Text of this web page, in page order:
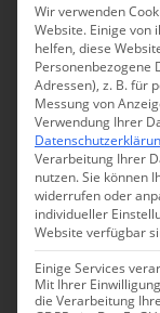
Lederer Hof
Der
Nur 200 Meter
aber feines
Herzlichkeit
TEGERNSEE BAYERN
URBAN
URLAUB IN
URLAUB MIT HUND
Wir verwenden
Website. Einige von
helfen, diese
Personenbezogene
Adressen), z. B. für
Messung von
Verwendung Ihrer
Verarbeitung Ihrer
nutzen.Sie können
widerrufen oder
individueller
Website verfügbar
Einige Services
Mit Ihrer
die Verarbeitung